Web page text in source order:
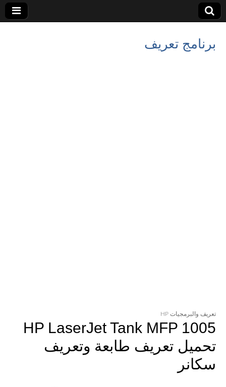
برنامج تعريف
تعريف والبرمجيات HP
HP LaserJet Tank MFP 1005
تحميل تعريف طابعة وتعريف
سكانر